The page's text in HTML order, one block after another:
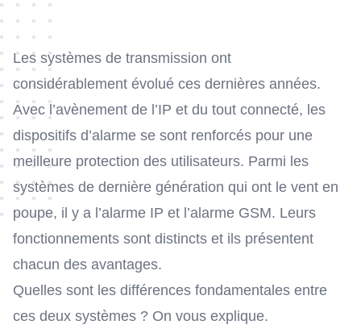
Les systèmes de transmission ont
considérablement évolué ces dernières années.
Avec l’avènement de l’IP et du tout connecté, les
dispositifs d’alarme se sont renforcés pour une
meilleure protection des utilisateurs. Parmi les
systèmes de dernière génération qui ont le vent en
poupe, il y a l’alarme IP et l’alarme GSM. Leurs
fonctionnements sont distincts et ils présentent
chacun des avantages.
Quelles sont les différences fondamentales entre
ces deux systèmes ? On vous explique.